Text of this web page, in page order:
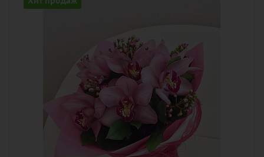
розовый
озотамнус, орхидея, зелень, лента,
дизайнерская упаковка